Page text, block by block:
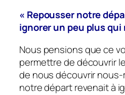
« Repousser notre
ignorer un peu plus qui
Nous pensions que ce
permettre de découvrir
de nous découvrir
notre départ revenait à